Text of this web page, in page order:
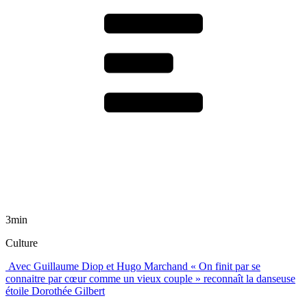
3min
Culture
Avec Guillaume Diop et Hugo Marchand « On finit par se
connaitre par cœur comme un vieux couple » reconnaît la danseuse
étoile Dorothée Gilbert